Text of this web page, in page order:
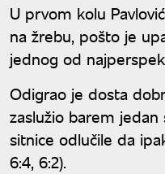
U prvom kolu
na žrebu, pošto je
jednog od
Odigrao je dosta
zaslužio barem
sitnice odlučile da
6:4, 6:2).